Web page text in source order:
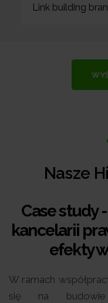
Link building
Nasze
Case study
kancelarii
efekty
W ramach
się na